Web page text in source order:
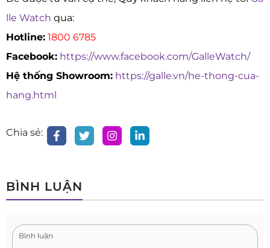
lle Watch qua:
Hotline: 1800 6785
Facebook: https://www.facebook.com/GalleWatch/
Hệ thống Showroom: https://galle.vn/he-thong-cua-
hang.html
Chia sẻ:
BÌNH LUẬN